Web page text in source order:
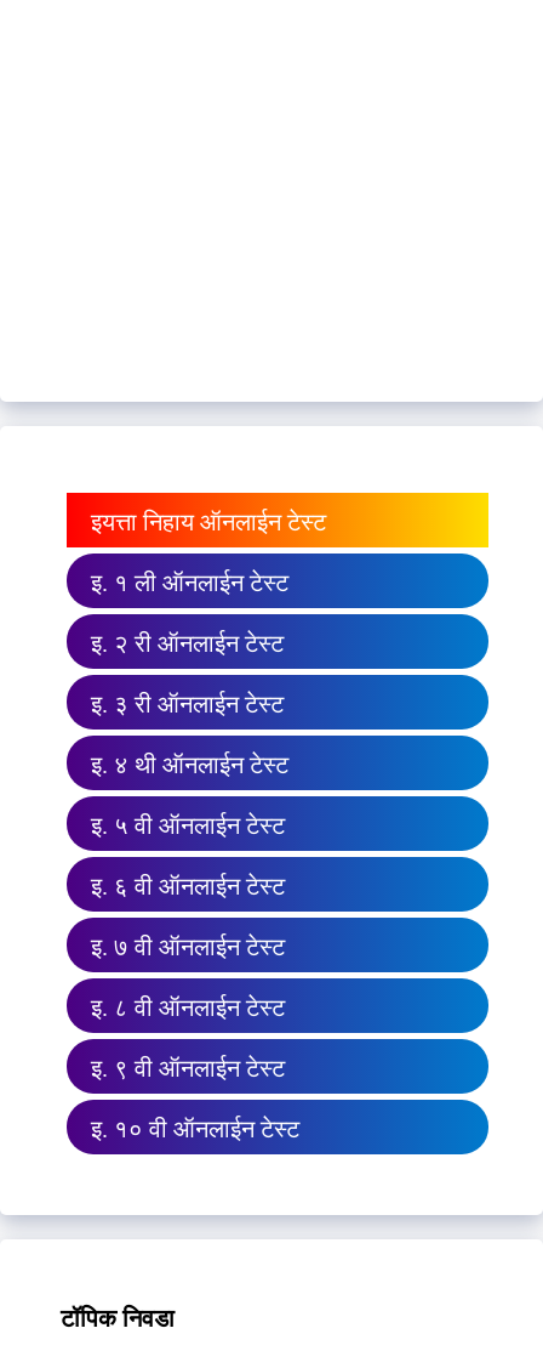
इयत्ता निहाय ऑनलाईन टेस्ट
इ. १ ली ऑनलाईन टेस्ट
इ. २ री ऑनलाईन टेस्ट
इ. ३ री ऑनलाईन टेस्ट
इ. ४ थी ऑनलाईन टेस्ट
इ. ५ वी ऑनलाईन टेस्ट
इ. ६ वी ऑनलाईन टेस्ट
इ. ७ वी ऑनलाईन टेस्ट
इ. ८ वी ऑनलाईन टेस्ट
इ. ९ वी ऑनलाईन टेस्ट
इ. १० वी ऑनलाईन टेस्ट
टॉपिक निवडा